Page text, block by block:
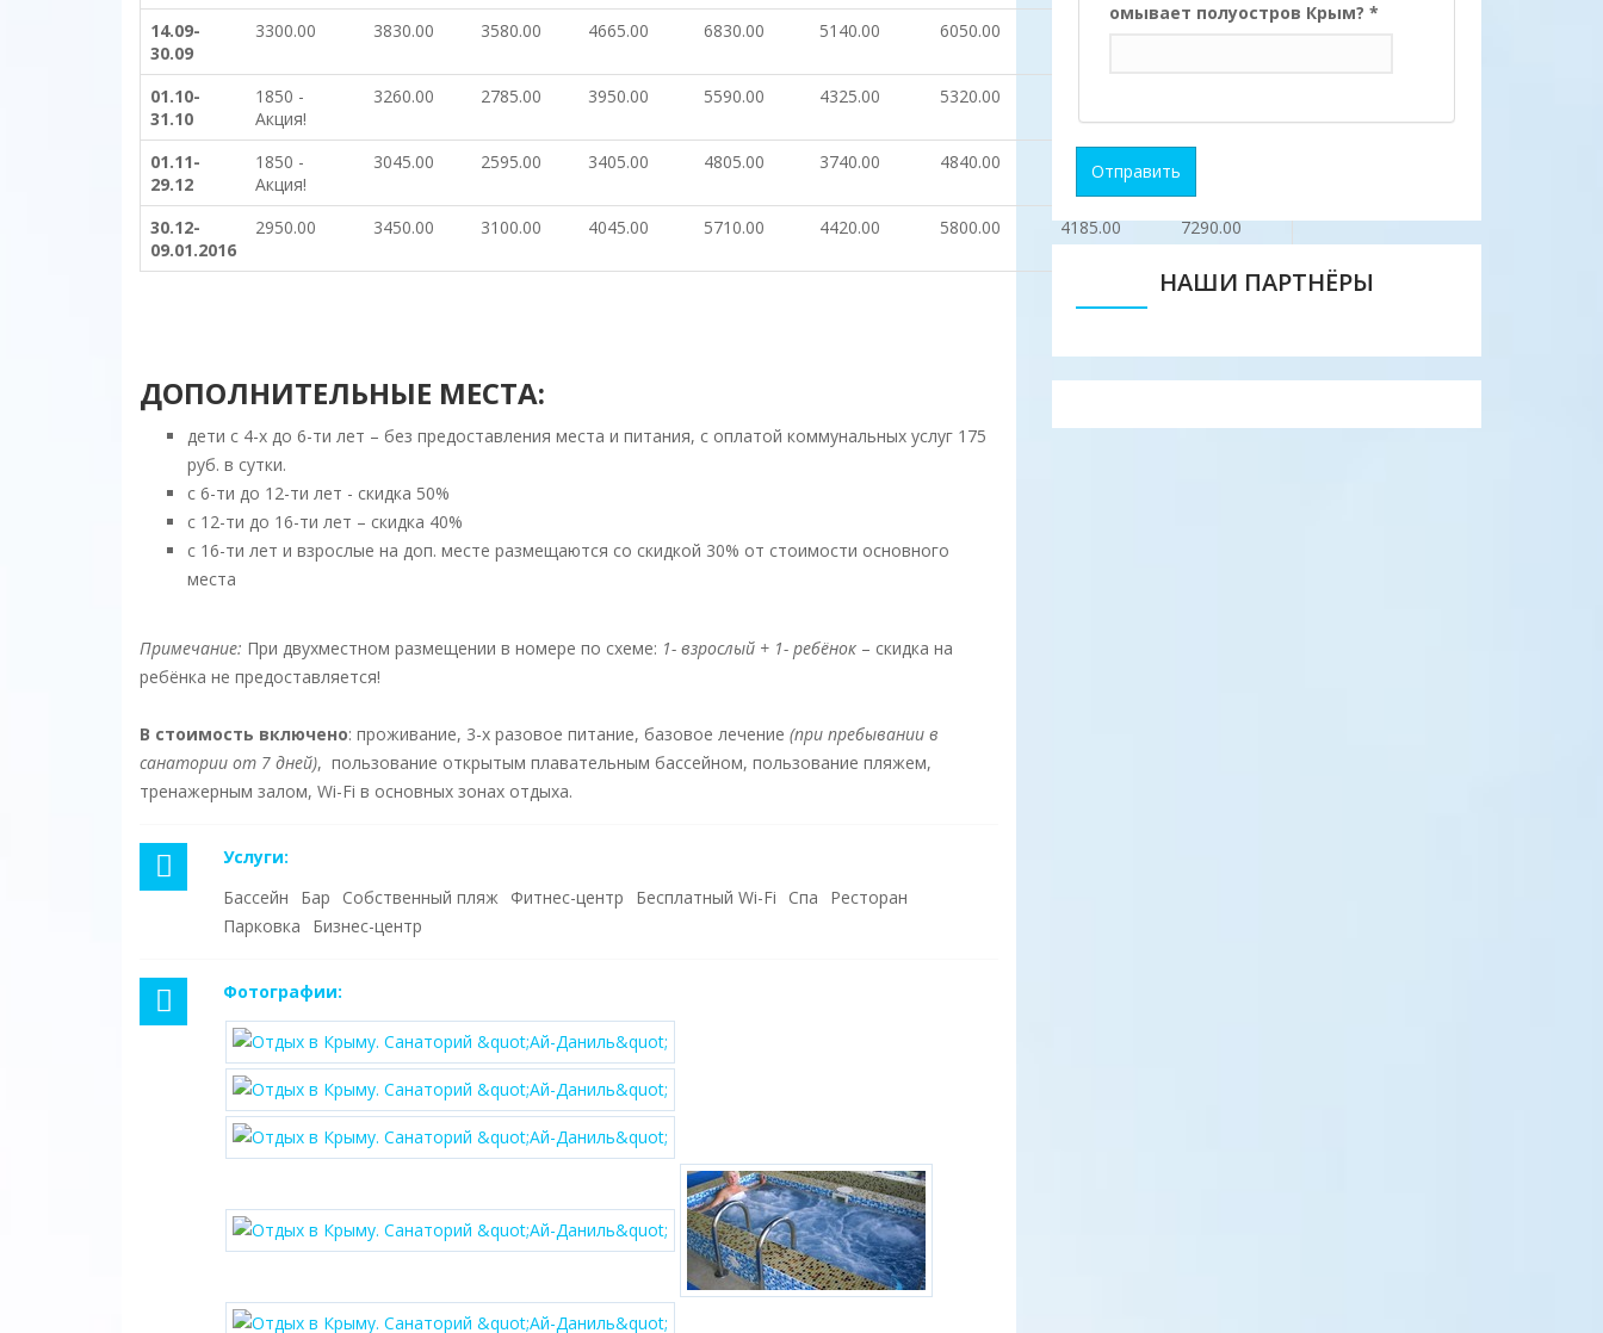
14.09-
30.09
3300.00 3830.00 3580.00 4665.00 6830.00 5140.00 6050.00 8780.00
01.10-
31.10
1850 -
Акция!
3260.00 2785.00 3950.00 5590.00 4325.00 5320.00
01.11-
29.12
1850 -
Акция!
3045.00 2595.00 3405.00 4805.00 3740.00 4840.00 3710.00
30.12-
09.01.2016
2950.00 3450.00 3100.00 4045.00 5710.00 4420.00 5800.00 4185.00 7290.00
ДОПОЛНИТЕЛЬНЫЕ МЕСТА:
дети с 4-х до 6-ти лет – без предоставления места и питания, с оплатой коммунальных услуг 175
руб. в сутки.
с 6-ти до 12-ти лет - скидка 50%
с 12-ти до 16-ти лет – скидка 40%
с 16-ти лет и взрослые на доп. месте размещаются со скидкой 30% от стоимости основного
места
Примечание: При двухместном размещении в номере по схеме: 1- взрослый + 1- ребёнок – скидка на
ребёнка не предоставляется!
В стоимость включено: проживание, 3-х разовое питание, базовое лечение (при пребывании в
санатории от 7 дней), пользование открытым плавательным бассейном, пользование пляжем,
тренажерным залом, Wi-Fi в основных зонах отдыха.
Услуги:
Бассейн
Бар Собственный пляж Фитнес-центр Бесплатный Wi-Fi Спа
Ресторан
Парковка
Бизнес-центр
Фотографии:
омывает полуостров Крым? *
Отправить
НАШИ ПАРТНЁРЫ